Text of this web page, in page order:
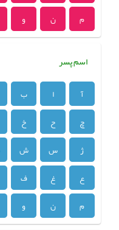
م
ن و
اسم پسر
آ ا ب
چ
ح خ
ژ
س ش
ع
غ ف
م
ن و